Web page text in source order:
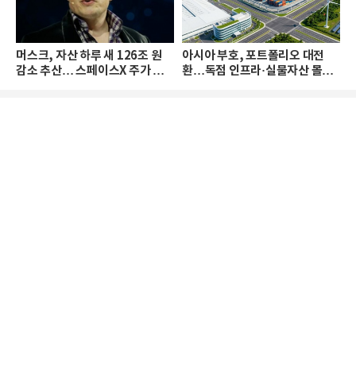
머스크, 자산 하루 새 126조 원
감소 추산… 스페이스X 주가 하
아시아 부호, 포트폴리오 대전
환…독점 인프라·실물자산 몰린